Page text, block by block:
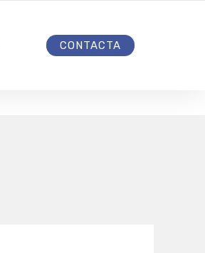
CONTACTA